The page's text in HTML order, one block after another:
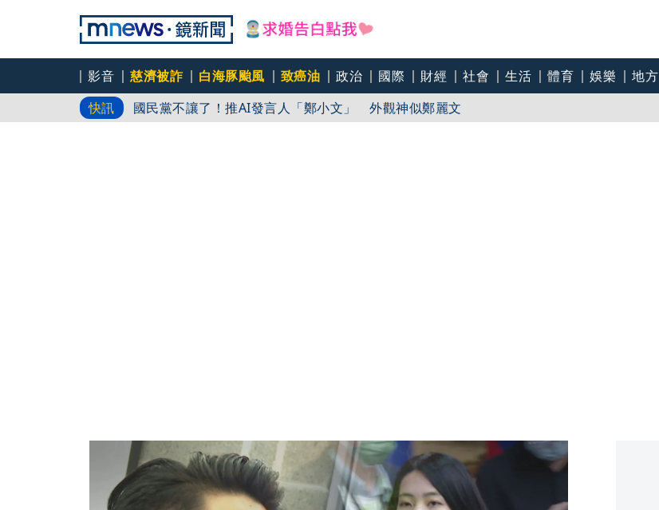
影音 慈濟被詐 白海豚颱風 致癌油 政治 國際 財經 社會 生活 體育 娛樂 地方
快訊
不動產放款風險遽增 金管會嚴控金檢地政士揪出多起違規
國民黨不讓了！推AI發言人「鄭小文」 外觀神似鄭麗文
46歲肥大叔過世...曾創年收破億電商奇蹟！昔「連播17小時」 粉絲不捨：後期一直覺得不